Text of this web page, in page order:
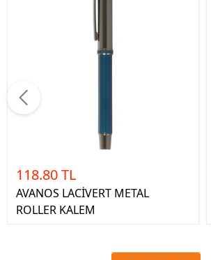
118.80 TL
AVANOS LACİVERT METAL
ROLLER KALEM